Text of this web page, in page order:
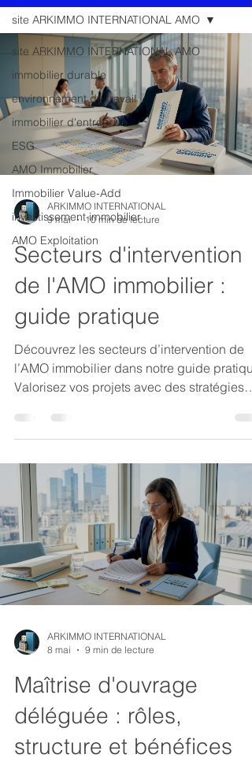
site ARKIMMO INTERNATIONAL AMO
immobilier durable
environnement de travail
immobilier d'entreprise
ESG
AMO Immobilier
Immobilier Value-Add
investissement immobilier
AMO Exploitation
site ARKIMMO INTERNATIONAL AMO
ARKIMMO INTERNATIONAL
9 mai
10 min de lecture
Secteurs d'intervention
de l'AMO immobilier :
guide pratique
Découvrez les secteurs d’intervention de
l’AMO immobilier dans notre guide
Valorisez vos projets avec des stratégies
ARKIMMO INTERNATIONAL
8 mai
9 min de lecture
Maîtrise d'ouvrage
déléguée : rôles,
structure et bénéfices